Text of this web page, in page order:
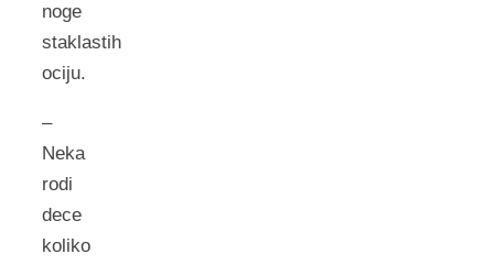
noge
staklastih
ociju.
–
Neka
rodi
dece
koliko